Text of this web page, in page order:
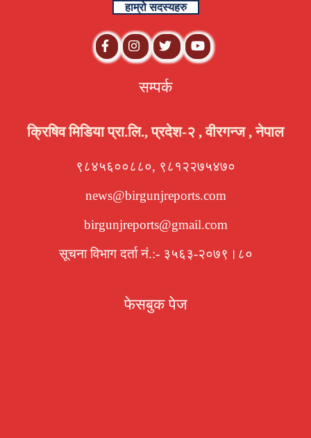
हाम्रो सदस्यहरु
सम्पर्क
क्रिषिव मिडिया प्रा.लि., प्रदेश-२ , वीरगन्ज , नेपाल
९८४५६००८८०, ९८१२२७५४७०
news@birgunjreports.com
birgunjreports@gmail.com
सूचना विभाग दर्ता नं.:- ३५६३-२०७९।८०
फेसबुक पेज